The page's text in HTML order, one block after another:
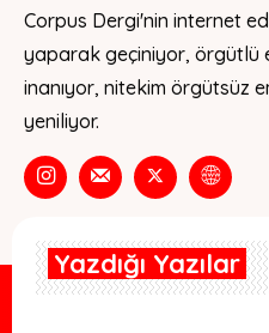
Corpus Dergi'nin internet
yaparak geçiniyor, örgütlü
inanıyor, nitekim örgütsüz
yeniliyor.
Yazdığı Yazılar